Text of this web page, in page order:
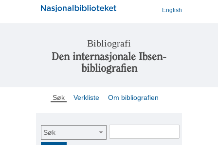
English
Bibliografi
Den internasjonale Ibsen-
bibliografien
Søk Verkliste Om bibliografien
Søk